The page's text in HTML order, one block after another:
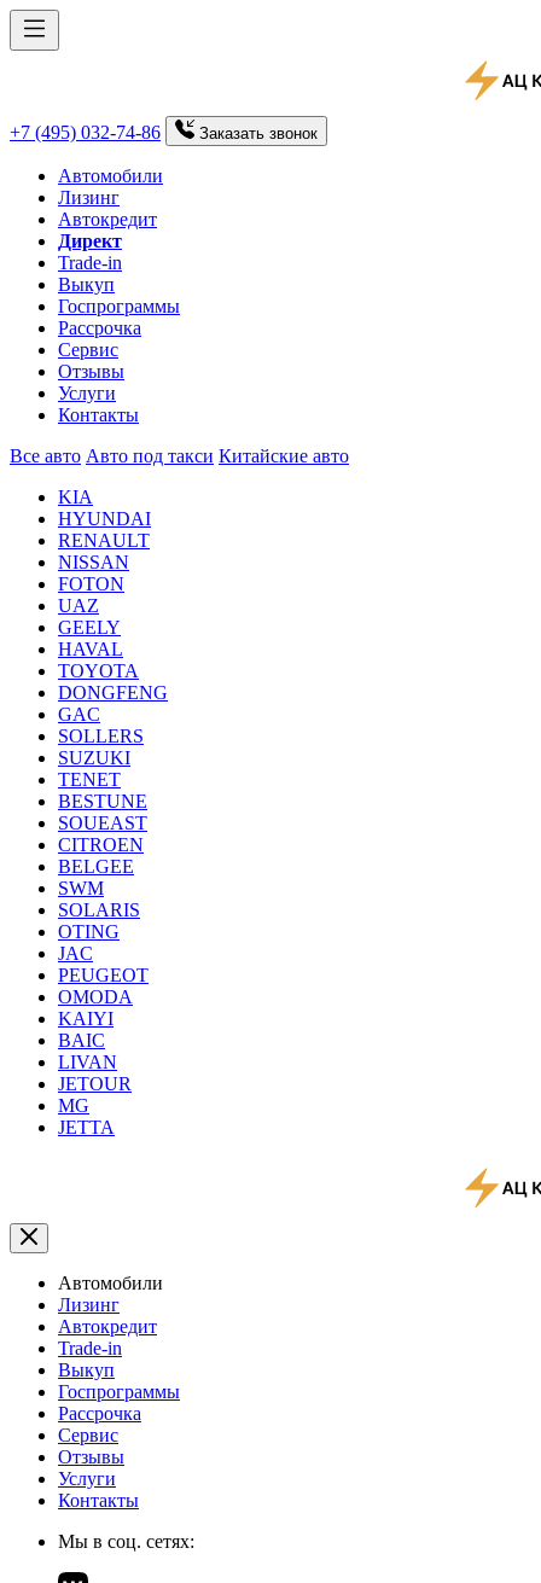
+7 (495) 032-74-86 Заказать звонок
Автомобили
Лизинг
Автокредит
Директ
Trade-in
Выкуп
Госпрограммы
Рассрочка
Сервис
Отзывы
Услуги
Контакты
Все авто Авто под такси Китайские авто
KIA
HYUNDAI
RENAULT
NISSAN
FOTON
UAZ
GEELY
HAVAL
TOYOTA
DONGFENG
GAC
SOLLERS
SUZUKI
TENET
BESTUNE
SOUEAST
CITROEN
BELGEE
SWM
SOLARIS
OTING
JAC
PEUGEOT
OMODA
KAIYI
BAIC
LIVAN
JETOUR
MG
JETTA
Автомобили
Лизинг
Автокредит
Trade-in
Выкуп
Госпрограммы
Рассрочка
Сервис
Отзывы
Услуги
Контакты
Мы в соц. сетях: